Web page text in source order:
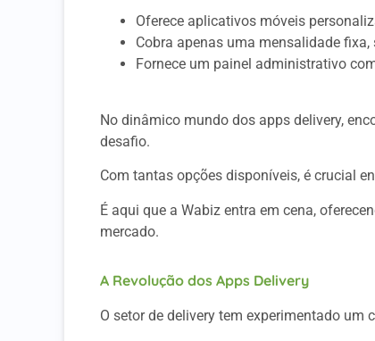
Oferece aplicativos móveis
Cobra apenas uma mensalidade
Fornece um painel administrativo
No dinâmico mundo dos apps delivery,
desafio.
Com tantas opções disponíveis, é crucial
É aqui que a Wabiz entra em cena,
mercado.
A Revolução dos Apps Delivery
O setor de delivery tem experimentado